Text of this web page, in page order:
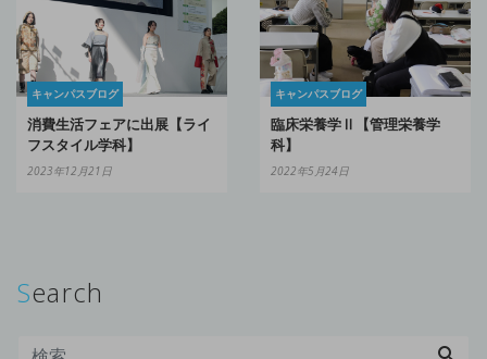
キャンパスブログ
消費生活フェアに出展【ライ
フスタイル学科】
2023年12月21日
キャンパスブログ
臨床栄養学Ⅱ【管理栄養学
科】
2022年5月24日
Search